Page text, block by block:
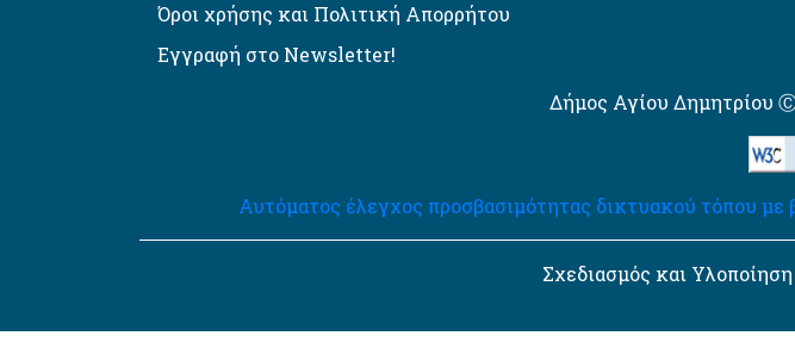
Όροι χρήσης και Πολιτική Απορρήτου
Εγγραφή στο Newsletter!
Δήμος Αγίου Δημητρίου
Αυτόματος έλεγχος προσβασιμότητας δικτυακού τόπου με
Σχεδιασμός και